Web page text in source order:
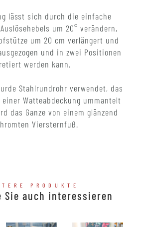
lässt sich durch die einfache
um 20° verändern,
um 20 cm verlängert und
und in zwei Positionen
werden kann.
Stahlrundrohr verwendet, das
Watteabdeckung ummantelt
das Ganze von einem glänzend
Viersternfuß.
PRODUKTE
Sie auch interessieren